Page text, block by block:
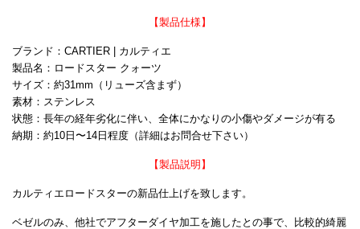
【製品仕様】
ブランド：CARTIER | カルティエ
製品名：ロードスター クォーツ
サイズ：約31mm（リューズ含まず）
素材：ステンレス
状態：長年の経年劣化に伴い、全体にかなりの小傷やダメージが有る
納期：約10日〜14日程度（詳細はお問合せ下さい）
【製品説明】
カルティエロードスターの新品仕上げを致します。
ベゼルのみ、他社でアフターダイヤ加工を施したとの事で、比較的綺麗